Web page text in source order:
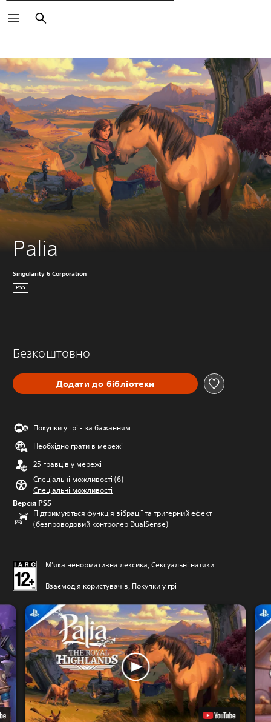
Пошук
Palia
Singularity 6 Corporation
PS5
Безкоштовно
Додати до бібліотеки
Покупки у грі - за бажанням
Необхідно грати в мережі
25 гравців у мережі
Спеціальні можливості (6)
Спеціальні можливості
Версія PS5
Підтримуються функція вібрації та тригерний ефект
(безпроводовий контролер DualSense)
М’яка ненормативна лексика, Сексуальні натяки
Взаємодія користувачів, Покупки у грі